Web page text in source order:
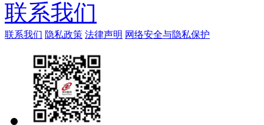
联系我们
联系我们 隐私政策 法律声明 网络安全与隐私保护